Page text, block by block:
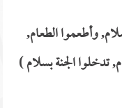
وأطعموا الطعام,
تدخلوا الجنة بسلام )